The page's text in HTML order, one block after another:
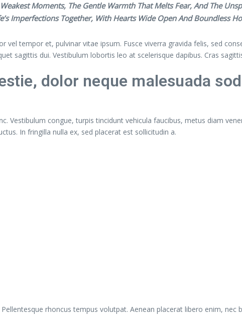
Moments, The Gentle Warmth That Melts Fear, And The
Imperfections Together, With Hearts Wide Open And Boundless
vel tempor et, pulvinar vitae ipsum. Fusce viverra gravida felis, sed
sagittis dui. Vestibulum lobortis leo at scelerisque dapibus. Cras
dolor neque malesuada
Vestibulum congue, turpis tincidunt vehicula faucibus, metus diam
In fringilla nulla ex, sed placerat est sollicitudin a.
rhoncus tempus volutpat. Aenean placerat libero enim,